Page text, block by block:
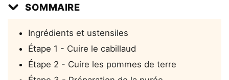
SOMMAIRE
Ingrédients et ustensiles
Étape 1 - Cuire le cabillaud
Étape 2 - Cuire les pommes de terre